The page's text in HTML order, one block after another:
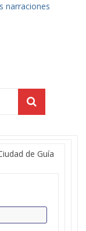
narraciones
de Guía